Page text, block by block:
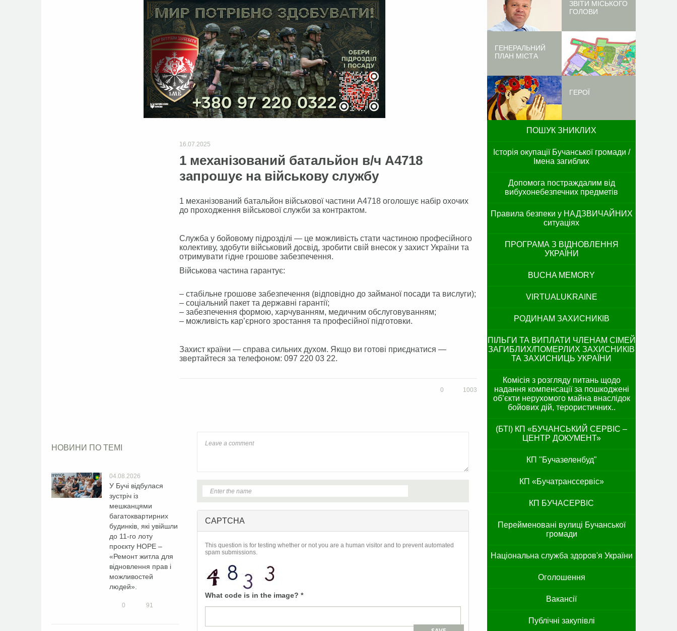
16.07.2025
1 механізований батальйон в/ч А4718
запрошує на військову службу
1 механізований батальйон військової частини А4718 оголошує набір охочих
до проходження військової служби за контрактом.
Служба у бойовому підрозділі — це можливість стати частиною професійного
колективу, здобути військовий досвід, зробити свій внесок у захист України та
отримувати гідне грошове забезпечення.
Військова частина гарантує:
– стабільне грошове забезпечення (відповідно до займаної посади та вислуги);
– соціальний пакет та державні гарантії;
– забезпечення формою, харчуванням, медичним обслуговуванням;
– можливість кар’єрного зростання та професійної підготовки.
Захист країни — справа сильних духом. Якщо ви готові приєднатися —
звертайтеся за телефоном: 097 220 03 22.
1003
0
НОВИНИ ПО ТЕМІ
04.08.2026
У Бучі відбулася
зустріч із
мешканцями
багатоквартирних
будинків, які увійшли
до 11-го лоту
проєкту HOPE –
«Ремонт житла для
відновлення прав і
можливостей
людей».
0 91
CAPTCHA
This question is for testing whether or not you are a human visitor and to prevent automated
spam submissions.
What code is in the image? *
ЗВІТИ МІСЬКОГО
ГОЛОВИ
ГЕНЕРАЛЬНИЙ
ПЛАН МІСТА
ГЕРОЇ
ПОШУК ЗНИКЛИХ
Історія окупації Бучанської громади /
Імена загиблих
Допомога постраждалим від
вибухонебезпечних предметів
Правила безпеки у НАДЗВИЧАЙНИХ
ситуаціях
ПРОГРАМА З ВІДНОВЛЕННЯ
УКРАЇНИ
BUCHA MEMORY
VIRTUALUKRAINE
РОДИНАМ ЗАХИСНИКІВ
ПІЛЬГИ ТА ВИПЛАТИ ЧЛЕНАМ СІМЕЙ
ЗАГИБЛИХ/ПОМЕРЛИХ ЗАХИСНИКІВ
ТА ЗАХИСНИЦЬ УКРАЇНИ
Комісія з розгляду питань щодо
надання компенсації за пошкоджені
об’єкти нерухомого майна внаслідок
бойових дій, терористичних..
(БТІ) КП «БУЧАНСЬКИЙ СЕРВІС –
ЦЕНТР ДОКУМЕНТ»
КП "Бучазеленбуд"
КП «Бучатранссервіс»
КП БУЧАСЕРВІС
Перейменовані вулиці Бучанської
громади
Національна служба здоров'я України
Оголошення
Вакансії
Публічні закупівлі